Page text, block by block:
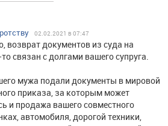
02.02.2021 в 07:47
документов из суда на
связан с долгами вашего супруга.
мужа подали документы в мировой
приказа, за которым может
и продажа вашего совместного
автомобиля, дорогой техники,